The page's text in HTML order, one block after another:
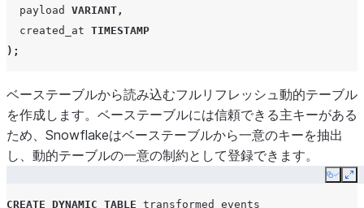
payload
VARIANT ,
created_at TIMESTAMP
);
ベーステーブルから読み込むフルリフレッシュ動的テーブル
を作成します。ベーステーブルには信頼できる主キーがある
ため、Snowflakeはベーステーブルから一意のキーを抽出
し、動的テーブルの一意の制約として登録できます。
Copy
CREATE DYNAMIC TABLE transformed_events